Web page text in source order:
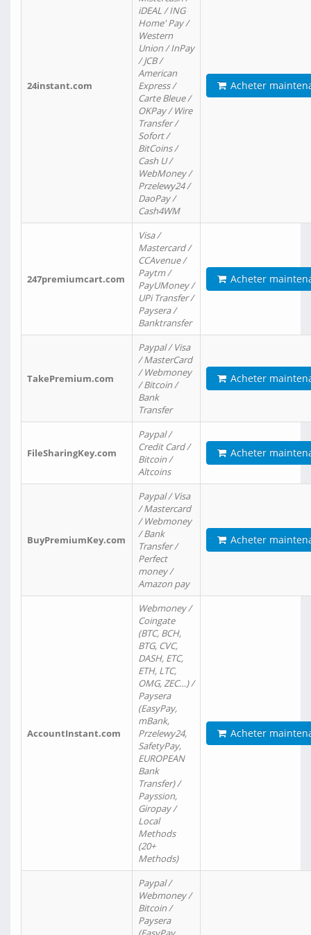
24instant.com
iDEAL / ING
Home' Pay /
Western
Union / InPay
/ JCB /
American
Express /
Carte Bleue /
OKPay / Wire
Transfer /
Sofort /
BitCoins /
Cash U /
WebMoney /
Przelewy24 /
DaoPay /
Cash4WM
Acheter
247premiumcart.com
Visa /
Mastercard /
CCAvenue /
Paytm /
PayUMoney /
UPi Transfer /
Paysera /
Banktransfer
Acheter
TakePremium.com
Paypal / Visa
/ MasterCard
/ Webmoney
/ Bitcoin /
Bank
Transfer
Acheter
FileSharingKey.com
Paypal /
Credit Card /
Bitcoin /
Altcoins
Acheter
BuyPremiumKey.com
Paypal / Visa
/ Mastercard
/ Webmoney
/ Bank
Transfer /
Perfect
money /
Amazon pay
Acheter
AccountInstant.com
Webmoney /
Coingate
(BTC, BCH,
BTG, CVC,
DASH, ETC,
ETH, LTC,
OMG, ZEC…) /
Paysera
(EasyPay,
mBank,
Przelewy24,
SafetyPay,
EUROPEAN
Bank
Transfer) /
Payssion,
Giropay /
Local
Methods
(20+
Methods)
Acheter
Paypal /
Webmoney /
Bitcoin /
Paysera